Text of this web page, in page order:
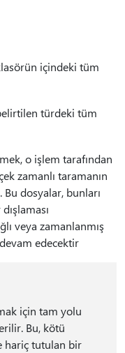
içindeki tüm
türdeki tüm
o işlem tarafından
zamanlı taramanın
Bu dosyalar, bunları
veya zamanlanmış
edecektir
için tam yolu
Bu, kötü
hariç tutulan bir